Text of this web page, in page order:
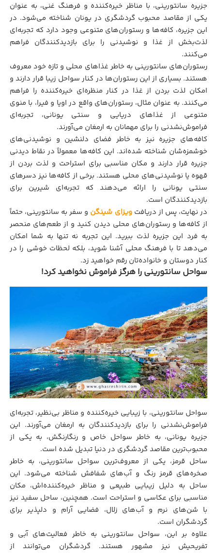
جزیره سانتورینی، با مناظر خیره‌کننده و فرهنگ غنی، به عنوان
یکی از مقاصد محبوب گردشگری در یونان شناخته می‌شود. در
این جزیره، کافه‌ها و رستوران‌های متنوعی وجود دارد که تجربه‌ای
لذت‌بخش از غذا و نوشیدنی را برای بازدیدکنندگان فراهم
می‌کنند.
رستوران‌های سانتورینی به خاطر غذاهای محلی و تازه خود معروف
هستند. بسیاری از این رستوران‌ها در کنار سواحل زیبا قرار دارند و
امکان لذت بردن از غذا در کنار منظره‌ای خیره‌کننده را فراهم
می‌کنند. به عنوان مثال، رستوران‌های واقع در اویا و فیرا، با منوی
متنوعی از غذاهای دریایی و سنتی یونانی، تجربه‌ای
فراموش‌نشدنی را برای مهمانان به ارمغان می‌آورند.
کافه‌های جزیره نیز به خاطر فضای دلنشین و نوشیدنی‌های
خوشمزه‌شان شناخته شده‌اند. این کافه‌ها معمولاً در نقاط دیدنی
جزیره قرار دارند و مکان مناسبی برای استراحت و لذت بردن از
قهوه یا نوشیدنی‌های محلی هستند. برخی از کافه‌ها نیز دسرهای
سنتی یونانی را ارائه می‌دهند که تجربه‌ای شیرین برای
بازدیدکنندگان است.
در نهایت، پس از دریافتویزای شینگن و سفر به سانتورینی، حتماً
از کافه‌ها و رستوران‌های محلی دیدن کنید و از طعم‌های منحصر
به فرد این جزیره لذت ببرید. این تجربه نه تنها به شما امکان
می‌دهد تا با فرهنگ محلی آشنا شوید، بلکه لحظات خوشی را در
کنار دوستان و خانواده‌تان رقم خواهید زد.
سواحل سانتورینی را هرگز فراموش نخواهید کرد!
سواحل سانتورینی، با زیبایی خیره‌کننده و مناظر بی‌نظیر، تجربه‌ای
فراموش‌نشدنی را برای بازدیدکنندگان به ارمغان می‌آورند. این
جزیره یونانی، به خاطر سواحل خاص و رنگارنگش، به یکی از
محبوب‌ترین مقاصد گردشگری در دنیا تبدیل شده است.
ساحل قرمز، یکی از معروف‌ترین سواحل سانتورینی، به خاطر
صخره‌های قرمز رنگ و آب‌های شفافش شناخته می‌شود. این
ساحل به دلیل زیبایی طبیعی و مناظر خیره‌کننده‌اش، مکان
مناسبی برای عکاسی و استراحت است. همچنین، ساحل سفید نیز
با شن‌های نرم و آب‌های زلال، فضایی آرام و دلپذیر برای
گردشگران است.
علاوه بر این، سواحل سانتورینی به خاطر فعالیت‌های آبی و
تفریحیش نیز مشهور هستند. گردشگران می‌توانند از